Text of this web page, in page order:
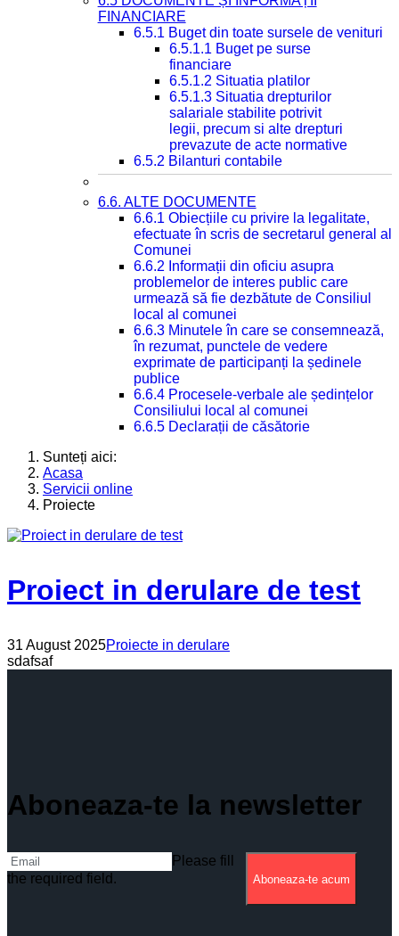
FINANCIARE
6.5.1 Buget din toate sursele de venituri
6.5.1.1 Buget pe surse
financiare
6.5.1.2 Situatia platilor
6.5.1.3 Situatia drepturilor
salariale stabilite potrivit
legii, precum si alte drepturi
prevazute de acte normative
6.5.2 Bilanturi contabile
6.6. ALTE DOCUMENTE
6.6.1 Obiecțiile cu privire la legalitate,
efectuate în scris de secretarul general al
Comunei
6.6.2 Informații din oficiu asupra
problemelor de interes public care
urmează să fie dezbătute de Consiliul
local al comunei
6.6.3 Minutele în care se consemnează,
în rezumat, punctele de vedere
exprimate de participanți la ședinele
publice
6.6.4 Procesele-verbale ale ședințelor
Consiliului local al comunei
6.6.5 Declarații de căsătorie
Sunteți aici:
Acasa
Servicii online
Proiecte
Proiect in derulare de test
31 August 2025Proiecte in derulare
sdafsaf
Aboneaza-te la newsletter
Please fill
the required field.
Aboneaza-te acum